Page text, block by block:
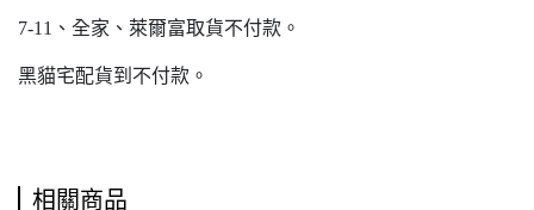
7-11、全家、萊爾富取貨不付款。
黑貓宅配貨到不付款。
相關商品